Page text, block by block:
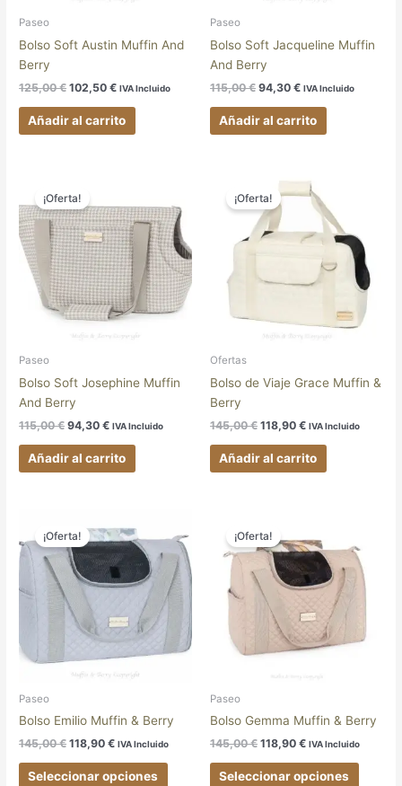
Paseo
Bolso Soft Austin Muffin And
Berry
125,00€ 102,50€ IVA Incluido
Añadir al carrito
Paseo
Bolso Soft Jacqueline Muffin
And Berry
115,00€ 94,30 € IVA Incluido
Añadir al carrito
¡Oferta!
Paseo
Bolso Soft Josephine Muffin
And Berry
115,00€
precio
original
era:
115,00 €.
94,30€
actual
es:
94,30 €.
IVA Incluido
Añadir al carrito
¡Oferta!
Ofertas
Bolso de Viaje Grace Muffin &
Berry
145,00€
precio
original
era:
145,00 €.
118,90 €
precio
actual
es:
118,90 €.
IVA Incluido
Añadir al carrito
¡Oferta!
Paseo
Bolso Emilio Muffin & Berry
145,00€
precio
original
era:
145,00 €.
118,90€
precio
actual
es:
118,90 €.
IVA Incluido
Seleccionar opciones
producto
tiene
múltiples
variantes.
opciones
se
en
¡Oferta!
Paseo
Bolso Gemma Muffin & Berry
145,00€
precio
original
era:
145,00 €.
118,90 €
actual
es:
118,90 €.
IVA Incluido
Seleccionar opciones
tiene
en